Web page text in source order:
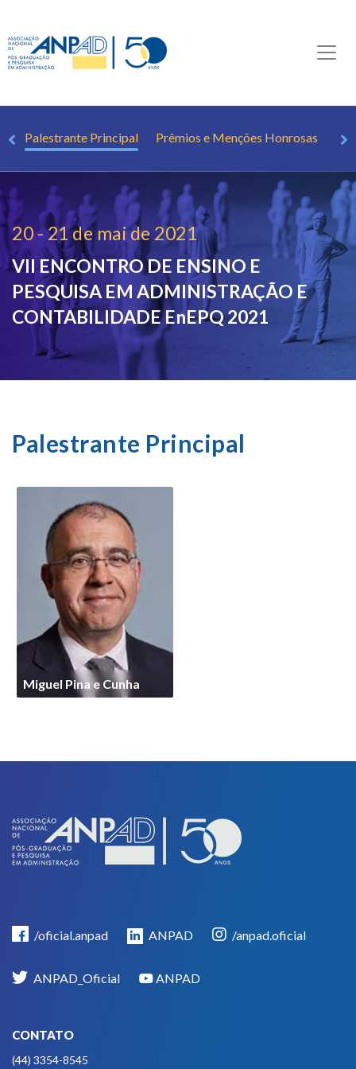
Palestrante Principal Prêmios e Menções Honrosas
20 - 21 de mai de 2021
VII ENCONTRO DE ENSINO E
PESQUISA EM ADMINISTRAÇÃO E
CONTABILIDADEEnEPQ 2021
Palestrante Principal
Miguel Pina e Cunha
/oficial.anpad ANPAD /anpad.oficial
ANPAD_Oficial ANPAD
CONTATO
(44) 3354-8545